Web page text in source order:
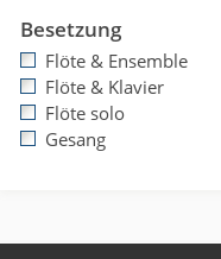
Besetzung
Flöte & Ensemble
Flöte & Klavier
Flöte solo
Gesang